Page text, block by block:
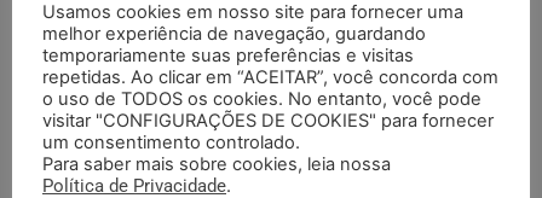
PESQUISAR DOCUMENTOS
PESQUISAR POR TERMOS
Usamos cookies em nosso site para fornecer uma
melhor experiência de navegação, guardando
temporariamente suas preferências e visitas
repetidas. Ao clicar em “ACEITAR”, você concorda com
o uso de TODOS os cookies. No entanto, você pode
visitar "CONFIGURAÇÕES DE COOKIES" para fornecer
um consentimento controlado.
Para saber mais sobre cookies, leia nossa
Política de Privacidade.